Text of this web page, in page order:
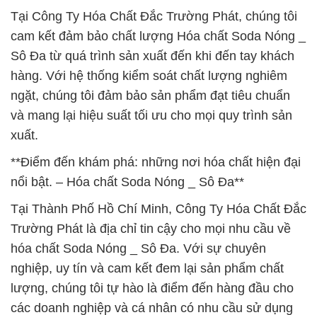
Tại Công Ty Hóa Chất Đắc Trường Phát, chúng tôi
cam kết đảm bảo chất lượng Hóa chất Soda Nóng _
Sô Đa từ quá trình sản xuất đến khi đến tay khách
hàng. Với hệ thống kiểm soát chất lượng nghiêm
ngặt, chúng tôi đảm bảo sản phẩm đạt tiêu chuẩn
và mang lại hiệu suất tối ưu cho mọi quy trình sản
xuất.
**Điểm đến khám phá: những nơi hóa chất hiện đại
nổi bật. – Hóa chất Soda Nóng _ Sô Đa**
Tại Thành Phố Hồ Chí Minh, Công Ty Hóa Chất Đắc
Trường Phát là địa chỉ tin cậy cho mọi nhu cầu về
hóa chất Soda Nóng _ Sô Đa. Với sự chuyên
nghiệp, uy tín và cam kết đem lại sản phẩm chất
lượng, chúng tôi tự hào là điểm đến hàng đầu cho
các doanh nghiệp và cá nhân có nhu cầu sử dụng